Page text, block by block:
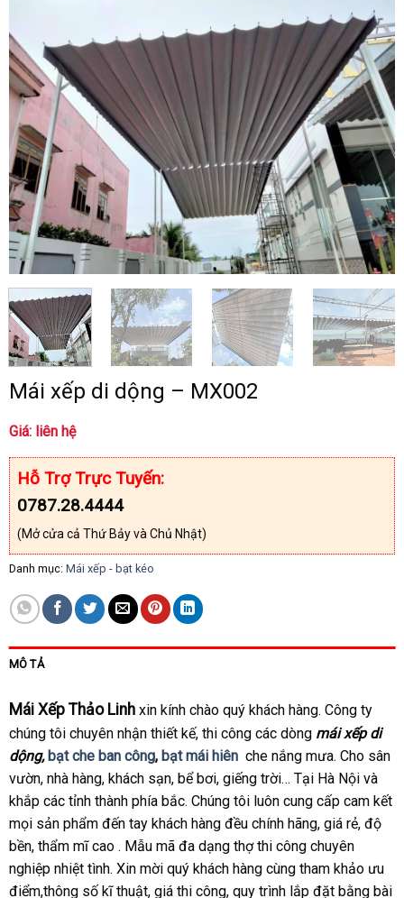
Mái xếp di dộng – MX002
Giá: liên hệ
Hỗ Trợ Trực Tuyến:
0787.28.4444
(Mở cửa cả Thứ Bảy và Chủ Nhật)
Danh mục: Mái xếp - bạt kéo
MÔ TẢ
Mái Xếp Thảo Linhxin kính chào quý khách hàng. Công ty
chúng tôi chuyên nhận thiết kế, thi công các dòngmái xếp di
dộng, bạt che ban công, bạt mái hiên che nắng mưa. Cho sân
vườn, nhà hàng, khách sạn, bể bơi, giếng trời… Tại Hà Nội và
khắp các tỉnh thành phía bắc. Chúng tôi luôn cung cấp cam kết
mọi sản phẩm đến tay khách hàng đều chính hãng, giá rẻ, độ
bền, thẩm mĩ cao . Mẫu mã đa dạng thợ thi công chuyên
nghiệp nhiệt tình. Xin mời quý khách hàng cùng tham khảo ưu
điểm,thông số kĩ thuật, giá thi công, quy trình lắp đặt bằng bài